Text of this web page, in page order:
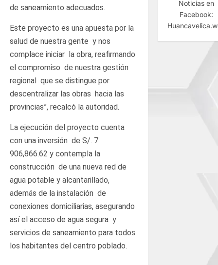
de saneamiento adecuados.
Este proyecto es una apuesta por la
salud de nuestra gente y nos
complace iniciar la obra, reafirmando
el compromiso de nuestra gestión
regional que se distingue por
descentralizar las obras hacia las
provincias”, recalcó la autoridad.
La ejecución del proyecto cuenta
con una inversión de S/. 7
906,866.62 y contempla la
construcción de una nueva red de
agua potable y alcantarillado,
además de la instalación de
conexiones domiciliarias, asegurando
así el acceso de agua segura y
servicios de saneamiento para todos
los habitantes del centro poblado.
Noticias en
Facebook: